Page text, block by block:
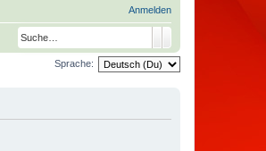
Anmelden
Sprache: